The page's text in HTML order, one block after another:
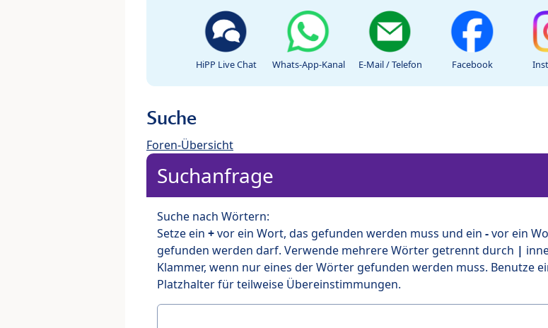
HiPP Live Chat Whats-App-Kanal E-Mail / Telefon Facebook
Suche
Foren-Übersicht
Suchanfrage
Suche nach Wörtern:
Setze ein +vor ein Wort, das gefunden werden muss und ein -vor ein
gefunden werden darf. Verwende mehrere Wörter getrennt durch |
Klammer, wenn nur eines der Wörter gefunden werden muss. Benutze
Platzhalter für teilweise Übereinstimmungen.